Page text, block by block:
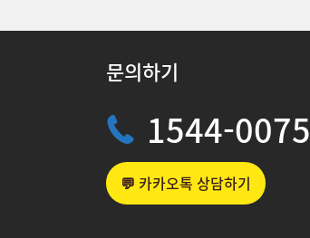
문의하기
1544-0075
💬 카카오톡 상담하기